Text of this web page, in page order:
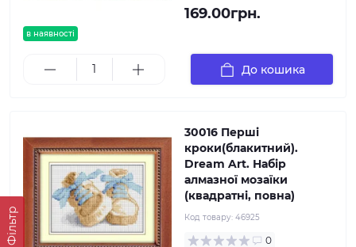
Фільтр
в наявності
169.00грн.
До кошика
30016 Перші
кроки(блакитний).
Dream Art. Набір
алмазної мозаїки
(квадратні, повна)
Код товару: 46925
0